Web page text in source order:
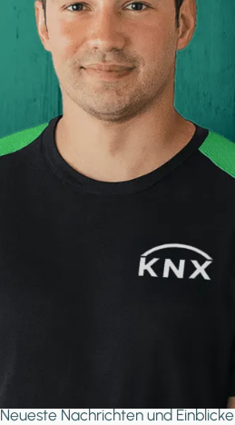
Neueste Nachrichten und Einblicke